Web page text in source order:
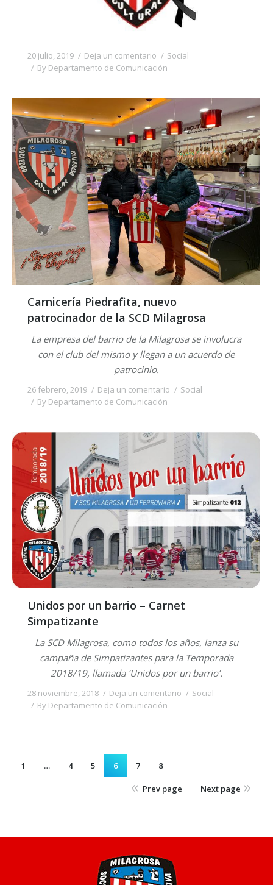
20 julio, 2019 Deja un comentario
Social
By Departamento de Comunicación
Carnicería Piedrafita, nuevo
patrocinador de la SCD Milagrosa
La empresa del barrio de la Milagrosa se involucra
con el club del mismo y llegan a un acuerdo de
patrocinio.
26 febrero, 2019 Deja un comentario
Social
By Departamento de Comunicación
Unidos por un barrio – Carnet
Simpatizante
La SCD Milagrosa, como todos los años, lanza su
campaña de Simpatizantes para la Temporada
2018/19, llamada ‘Unidos por un barrio’.
28 noviembre, 2018 Deja un comentario
Social
By Departamento de Comunicación
1 … 4 5 6 7 8
Prev page Next page